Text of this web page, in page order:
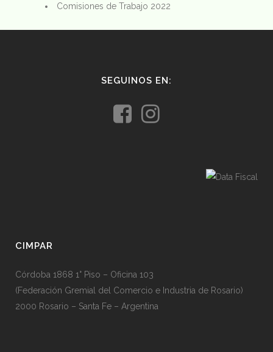
Comisiones de Trabajo 2022
SEGUINOS EN:
CIMPAR
Córdoba 1868 1° Piso – Oficina 103
(Federación Gremial del Comercio e Industria de Rosario)
2000 Rosario – Santa Fe – Argentina